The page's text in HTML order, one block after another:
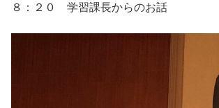
８：２０ 学習課長からのお話